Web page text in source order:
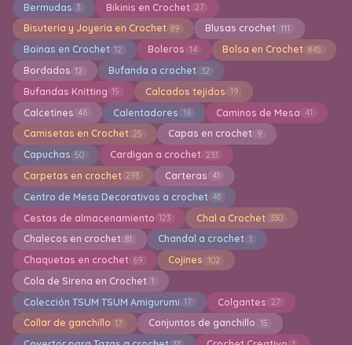
Bermudas 3 Bikinis en Crochet 27
Bisuteria y Joyeria en Crochet 89 Blusas crochet 111
Boinas en Crochet 12 Boleros 14 Bolsa en Crochet 845
Bordados 12 Bufanda a crochet 32
Bufandas Knitting 15 Calcados tejidos 19
Calcetines 46 Calentadores 16 Caminos de Mesa 41
Camisetas en Crochet 25 Capas en crochet 9
Capuchas 50 Cardigan a crochet 233
Carpetas en crochet 293 Carteras 41
Centro de Mesa Decorativos a crochet 48
Cestas de almacenamiento 123 Chal a Crochet 330
Chalecos en crochet 81 Chandal a crochet 1
Chaquetas en crochet 69 Cojines 102
Cola de Sirena en Crochet 1
Colección TSUM TSUM Amigurumi 17 Colgantes 27
Collar de ganchillo 17 Conjuntos de ganchillo 15